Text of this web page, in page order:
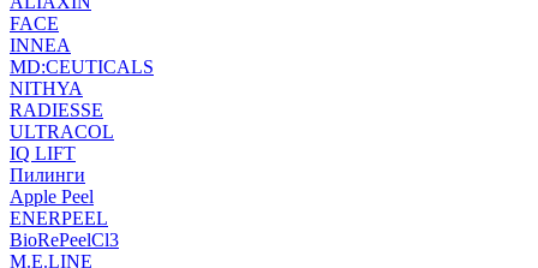
FACE
INNEA
MD:CEUTICALS
NITHYA
RADIESSE
ULTRACOL
IQ LIFT
Пилинги
Apple Peel
ENERPEEL
BioRePeelCl3
M.E.LINE